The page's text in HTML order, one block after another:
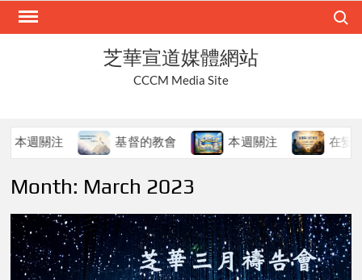
Skip
芝華宣道媒體網站
CCCM Media Site
關注 基督的教會 本週關注 在變局中
Month: March 2023